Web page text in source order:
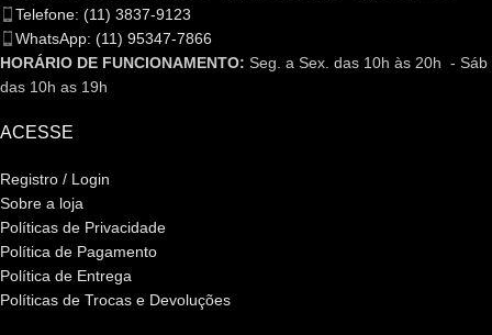
Telefone: (11) 3837-9123
WhatsApp: (11) 95347-7866
HORÁRIO DE FUNCIONAMENTO: Seg. a Sex. das 10h às 20h - Sáb
das 10h as 19h
ACESSE
Registro / Login
Sobre a loja
Políticas de Privacidade
Política de Pagamento
Política de Entrega
Políticas de Trocas e Devoluções